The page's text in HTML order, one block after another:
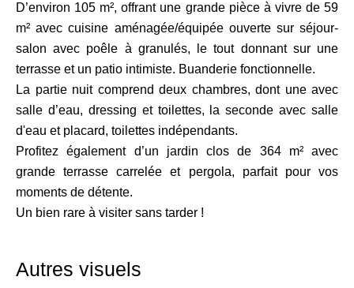
D’environ 105 m², offrant une grande pièce à vivre de 59
m² avec cuisine aménagée/équipée ouverte sur séjour-
salon avec poêle à granulés, le tout donnant sur une
terrasse et un patio intimiste. Buanderie fonctionnelle.
La partie nuit comprend deux chambres, dont une avec
salle d’eau, dressing et toilettes, la seconde avec salle
d'eau et placard, toilettes indépendants.
Profitez également d’un jardin clos de 364 m² avec
grande terrasse carrelée et pergola, parfait pour vos
moments de détente.
Un bien rare à visiter sans tarder !
Autres visuels